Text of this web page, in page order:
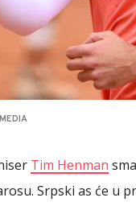
Tim Henman
Srpski as će u